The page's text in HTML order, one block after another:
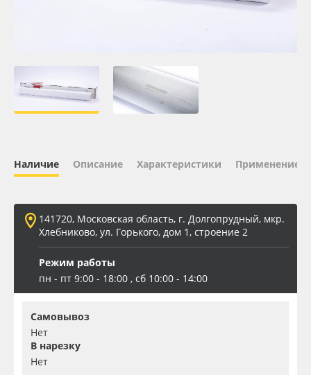
Плёнка монтажная Oratape
ПЭТ бэклит
Вспененный ПВХ
Баннер
Заготовки для сувениров
Наличие Описание Характеристики Применение
141720, Московская область, г. Долгопрудный, мкр.
Хлебниково, ул. Горького, дом 1, строение 2
Режим работы
пн - пт 9:00 - 18:00 , сб 10:00 - 14:00
Самовывоз
Нет
В нарезку
Нет